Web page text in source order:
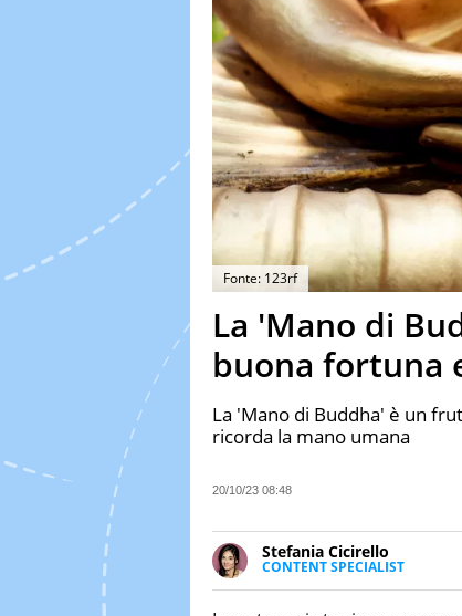
Fonte: 123rf
La 'Mano di
buona fortuna
La 'Mano di Buddha' è un
ricorda la mano umana
20/10/23 08:48
Stefania Cicirello
CONTENT SPECIALIST
Content writer, video